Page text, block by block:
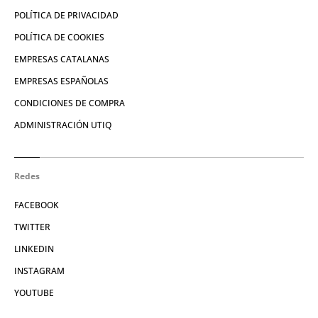
POLÍTICA DE PRIVACIDAD
POLÍTICA DE COOKIES
EMPRESAS CATALANAS
EMPRESAS ESPAÑOLAS
CONDICIONES DE COMPRA
ADMINISTRACIÓN UTIQ
Redes
FACEBOOK
TWITTER
LINKEDIN
INSTAGRAM
YOUTUBE